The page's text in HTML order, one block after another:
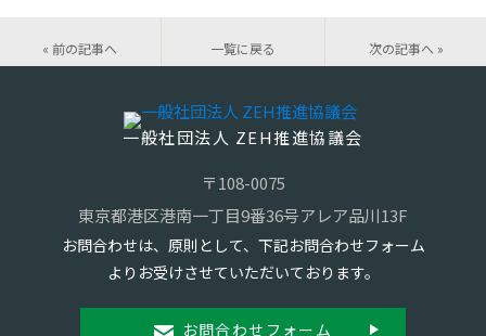
« 前の記事へ 一覧に戻る 次の記事へ »
一般社団法人 ZEH推進協議会
〒108-0075
東京都港区港南一丁目9番36号アレア品川13F
お問合わせは、原則として、下記お問合わせフォーム
よりお受けさせていただいております。
お問合わせフォーム